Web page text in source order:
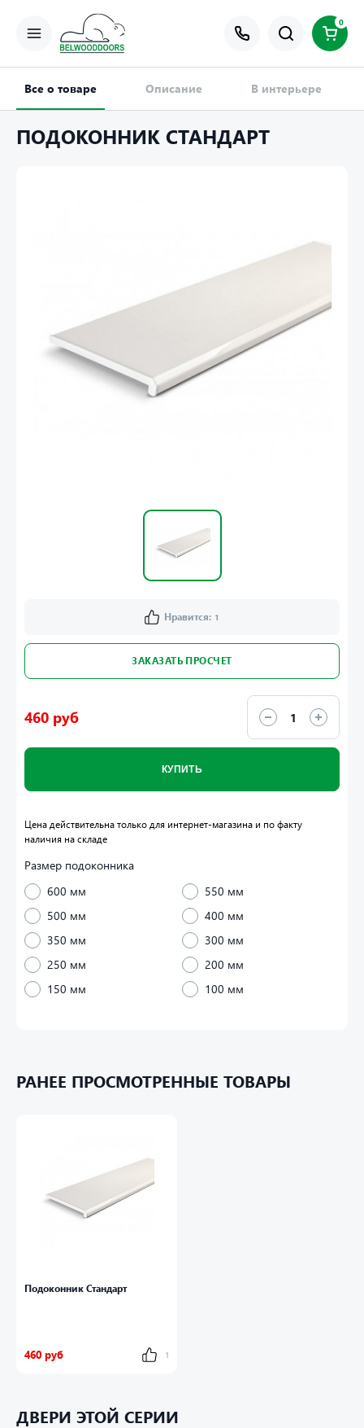
0
Все о товаре Описание В интерьере
ПОДОКОННИК СТАНДАРТ
Нравится: 1
ЗАКАЗАТЬ ПРОСЧЕТ
460 руб
КУПИТЬ
Размер подоконника
600 мм
550 мм
500 мм
400 мм
350 мм
300 мм
250 мм
200 мм
150 мм
100 мм
Цена действительна только для интернет-магазина и по факту
наличия на складе
запатентованная конструкция ребер жесткости.
Универсальные декоры: белый матовый, золотой дуб и
мрамор гармонично дополняют любой интерьер и отлично
РАНЕЕ ПРОСМОТРЕННЫЕ ТОВАРЫ
Подоконник Стандарт
460 руб 1
ДВЕРИ ЭТОЙ СЕРИИ